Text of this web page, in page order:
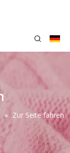
» Zur Seite fahren